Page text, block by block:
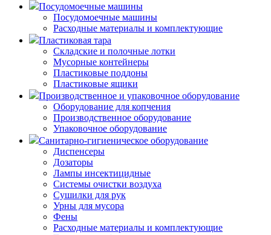
Посудомоечные машины
Посудомоечные машины
Расходные материалы и комплектующие
Пластиковая тара
Складские и полочные лотки
Мусорные контейнеры
Пластиковые поддоны
Пластиковые ящики
Производственное и упаковочное оборудование
Оборудование для копчения
Производственное оборудование
Упаковочное оборудование
Санитарно-гигиеническое оборудование
Диспенсеры
Дозаторы
Лампы инсектицидные
Системы очистки воздуха
Сушилки для рук
Урны для мусора
Фены
Расходные материалы и комплектующие